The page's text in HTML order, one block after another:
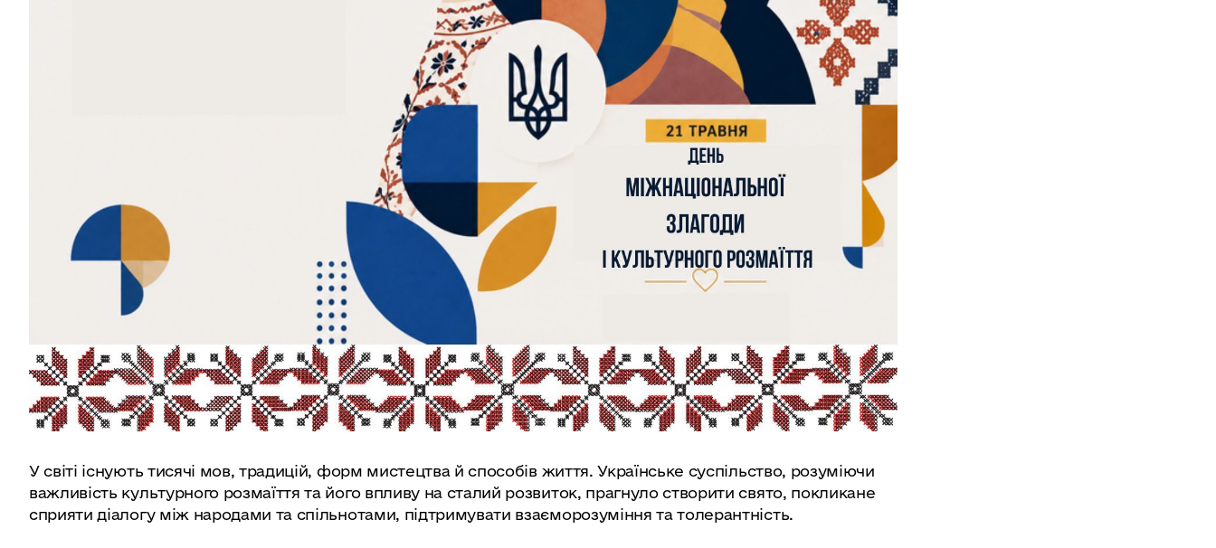
У світі існують тисячі мов, традицій, форм мистецтва й способів життя. Українське суспільство, розуміючи
важливість культурного розмаїття та його впливу на сталий розвиток, прагнуло створити свято, покликане
сприяти діалогу між народами та спільнотами, підтримувати взаєморозуміння та толерантність.